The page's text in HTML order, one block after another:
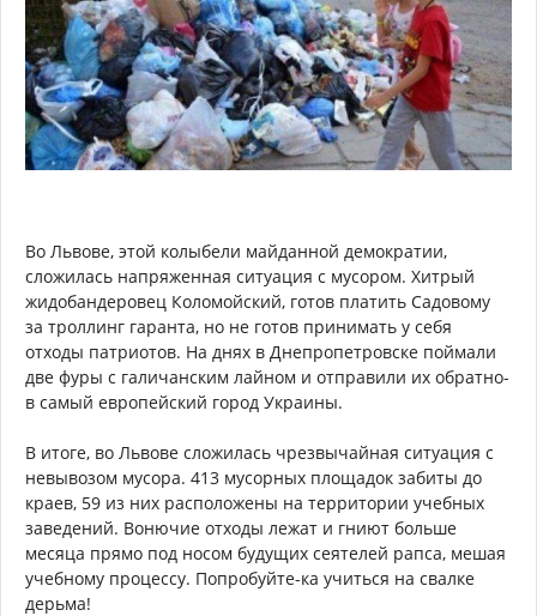
Во Львове, этой колыбели майданной демократии,
сложилась напряженная ситуация с мусором. Хитрый
жидобандеровец Коломойский, готов платить Садовому
за троллинг гаранта, но не готов принимать у себя
отходы патриотов. На днях в Днепропетровске поймали
две фуры с галичанским лайном и отправили их обратно-
в самый европейский город Украины.
В итоге, во Львове сложилась чрезвычайная ситуация с
невывозом мусора. 413 мусорных площадок забиты до
краев, 59 из них расположены на территории учебных
заведений. Вонючие отходы лежат и гниют больше
месяца прямо под носом будущих сеятелей рапса, мешая
учебному процессу. Попробуйте-ка учиться на свалке
дерьма!